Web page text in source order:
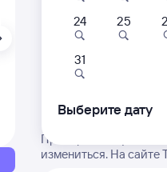
7,5
Байкал -
6 ⁠655 ⁠₽
Проверьте
измениться. На сайте
24 25
31
Выберите дату